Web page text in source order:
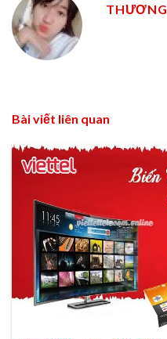
THƯƠNG
Bài viết liên quan